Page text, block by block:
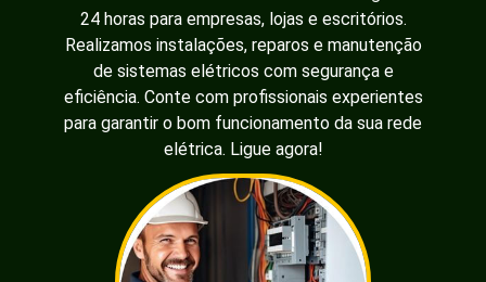
24 horas para empresas, lojas e escritórios.
Realizamos instalações, reparos e manutenção
de sistemas elétricos com segurança e
eficiência. Conte com profissionais experientes
para garantir o bom funcionamento da sua rede
elétrica. Ligue agora!